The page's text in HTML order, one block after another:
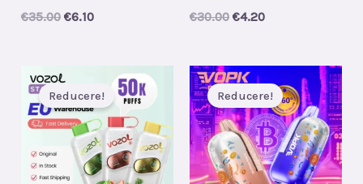
€35.00 Original
€6.10Current
€30.00 Original
€30.00.
€4.20Current
€4.20.
Reducere! Reducere!